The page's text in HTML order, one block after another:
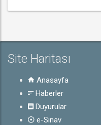
Site Haritası
Anasayfa
Haberler
Duyurular
e-Sınav